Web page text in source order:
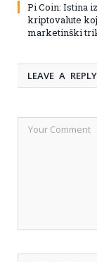
Pi Coin: Istina
kriptovalute
marketinški
LEAVE A REPLY